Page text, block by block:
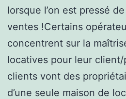
lorsque l’on est pressé
ventes !Certains
concentrent sur la
locatives pour leur
clients vont des
d’une seule maison de